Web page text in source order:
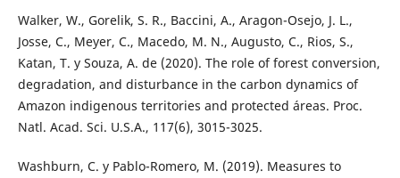
Walker, W., Gorelik, S. R., Baccini, A., Aragon-Osejo, J. L.,
Josse, C., Meyer, C., Macedo, M. N., Augusto, C., Rios, S.,
Katan, T. y Souza, A. de (2020). The role of forest conversion,
degradation, and disturbance in the carbon dynamics of
Amazon indigenous territories and protected áreas. Proc.
Natl. Acad. Sci. U.S.A., 117(6), 3015-3025.
Washburn, C. y Pablo-Romero, M. (2019). Measures to